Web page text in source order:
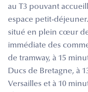
au T3 pouvant
espace petit-
situé en plein cœur
immédiate des
de tramway, à 15
Ducs de Bretagne, à
Versailles et à 10